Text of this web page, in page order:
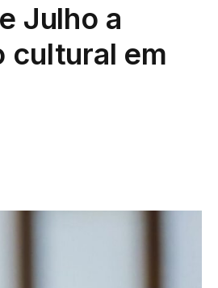
Julho a
cultural em